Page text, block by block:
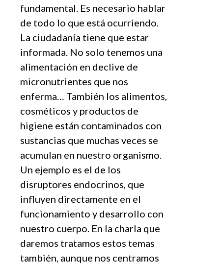
fundamental. Es necesario hablar
de todo lo que está ocurriendo.
La ciudadanía tiene que estar
informada. No solo tenemos una
alimentación en declive de
micronutrientes que nos
enferma… También los alimentos,
cosméticos y productos de
higiene están contaminados con
sustancias que muchas veces se
acumulan en nuestro organismo.
Un ejemplo es el de los
disruptores endocrinos, que
influyen directamente en el
funcionamiento y desarrollo con
nuestro cuerpo. En la charla que
daremos tratamos estos temas
también, aunque nos centramos